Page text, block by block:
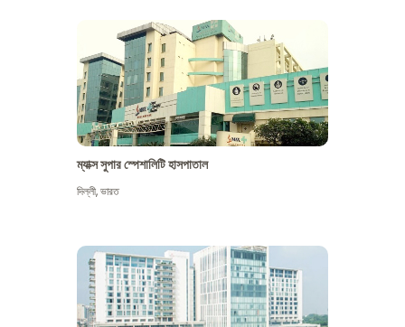
ম্যাক্স সুপার স্পেশালিটি হাসপাতাল
দিল্লী,ভারত